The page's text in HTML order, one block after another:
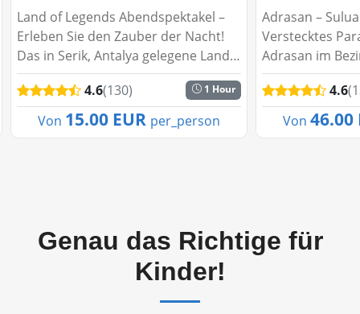
Land of Legends Abendspektakel –
Erleben Sie den Zauber der Nacht!
Das in Serik, Antalya gelegene Land
of Legends begeistert seine
Besucher nicht nur tagsüber,
sondern auch mit seinen
faszinierenden Abendshows. Jeden...
4.6(130) 1 Hour
Von 15.00 EUR per_person
Adrasan –
Verstecktes
Adrasan im
ist ein wahres
ruhigen
Vegetation
4.6
Von 46.00
Genau das Richtige für
Kinder!